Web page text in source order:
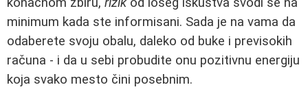
minimum kada ste informisani. Sada je na vama da
odaberete svoju obalu, daleko od buke i previsokih
računa - i da u sebi probudite onu pozitivnu energiju
koja svako mesto čini posebnim.